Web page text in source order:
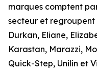
marques comptent
secteur et
Durkan, Eliane,
Karastan, Marazzi,
Quick-Step, Unilin et